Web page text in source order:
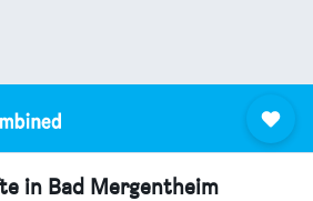
in Bad Mergentheim